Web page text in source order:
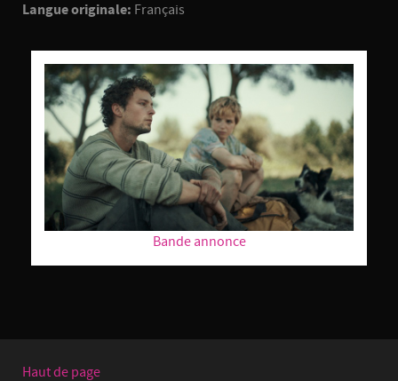
Langue originale: Français
Bande annonce
Haut de page